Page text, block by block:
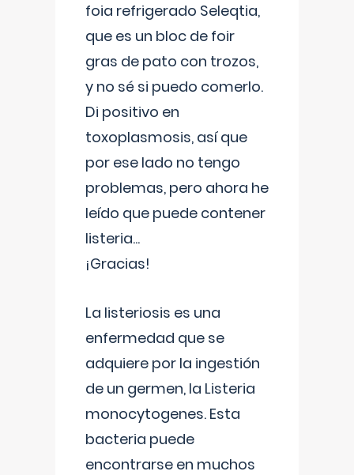
foia refrigerado Seleqtia,
que es un bloc de foir
gras de pato con trozos,
y no sé si puedo comerlo.
Di positivo en
toxoplasmosis, así que
por ese lado no tengo
problemas, pero ahora he
leído que puede contener
listeria...
¡Gracias!
La listeriosis es una
enfermedad que se
adquiere por la ingestión
de un germen, la Listeria
monocytogenes. Esta
bacteria puede
encontrarse en muchos